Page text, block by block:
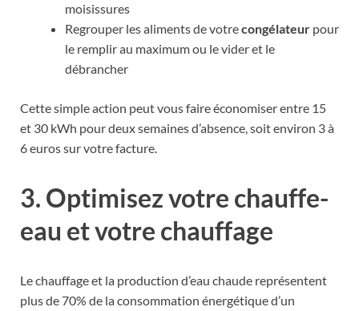
moisissures
Regrouper les aliments de votrecongélateur pour
le remplir au maximum ou le vider et le
débrancher
Cette simple action peut vous faire économiser entre 15
et 30 kWh pour deux semaines d’absence, soit environ 3 à
6 euros sur votre facture.
3. Optimisez votre chauffe-
eau et votre chauffage
Le chauffage et la production d’eau chaude représentent
plus de 70% de la consommation énergétique d’un